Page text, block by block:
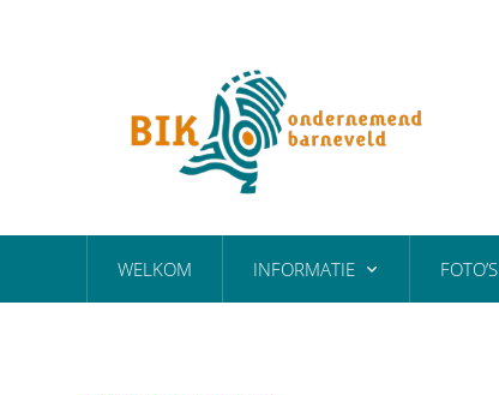
WELKOM INFORMATIE FOTO’S